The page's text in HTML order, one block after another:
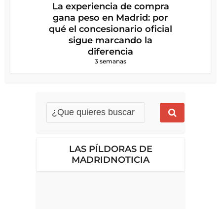
La experiencia de compra
gana peso en Madrid: por
qué el concesionario oficial
sigue marcando la
diferencia
3 semanas
LAS PÍLDORAS DE
MADRIDNOTICIA